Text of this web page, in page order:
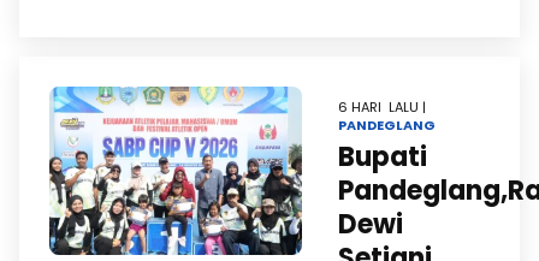
6 HARI LALU |
PANDEGLANG
Bupati
Dewi